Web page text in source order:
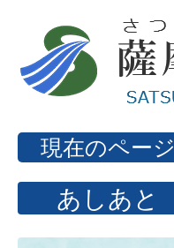
現在のページ
あしあと